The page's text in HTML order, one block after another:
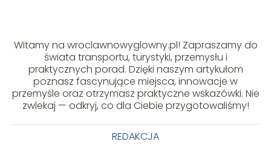
Witamy na wroclawnowyglowny.pl! Zapraszamy do
świata transportu, turystyki, przemysłu i
praktycznych porad. Dzięki naszym artykułom
poznasz fascynujące miejsca, innowacje w
przemyśle oraz otrzymasz praktyczne wskazówki. Nie
zwlekaj — odkryj, co dla Ciebie przygotowaliśmy!
REDAKCJA